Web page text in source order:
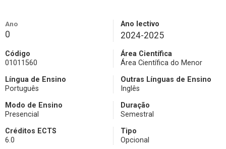
Ano
0
Ano lectivo
2024-2025
Código
01011560
Área Científica
Área Científica do Menor
Língua de Ensino
Português
Outras Línguas de Ensino
Inglês
Modo de Ensino
Presencial
Duração
Semestral
Créditos ECTS
6.0
Tipo
Opcional